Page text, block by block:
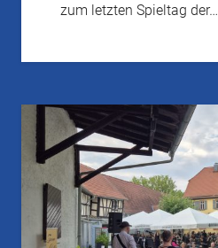
zum letzten Spieltag der…